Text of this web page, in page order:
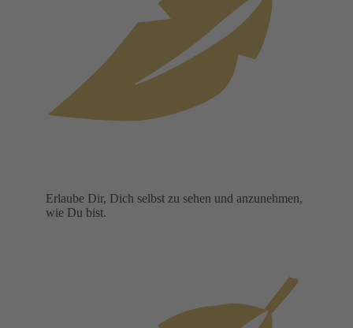
Erlaube Dir, Dich selbst zu sehen und anzunehmen,
wie Du bist.